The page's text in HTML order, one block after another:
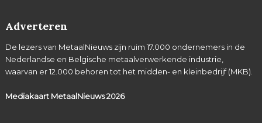
Adverteren
De lezers van MetaalNieuws zijn ruim 17.000 ondernemers in de
Nederlandse en Belgische metaalverwerkende industrie,
waarvan er 12.000 behoren tot het midden- en kleinbedrijf (MKB).
Mediakaart MetaalNieuws2026